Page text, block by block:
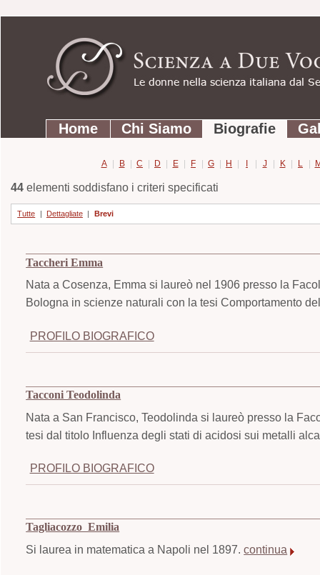
contenuti.
Strumenti
personali
SezioniHome Chi Siamo Biografie
A | B | C | D | E | F | G | H | I | J | K | L |
44elementi soddisfano i criteri specificati
Tutte | Dettagliate | Brevi
Taccheri Emma
Nata a Cosenza, Emma si laureò nel 1906 presso la
Bologna in scienze naturali con la tesi Comportamento
PROFILO BIOGRAFICO
Tacconi Teodolinda
Nata a San Francisco, Teodolinda si laureò presso la
tesi dal titolo Influenza degli stati di acidosi sui metalli
PROFILO BIOGRAFICO
Tagliacozzo Emilia
Si laurea in matematica a Napoli nel 1897.continua